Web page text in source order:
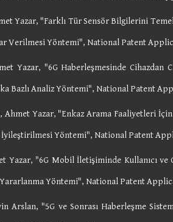
Yazar, "Farklı Tür Sensör Bilgilerini
Verilmesi Yöntemi", National Patent
Yazar, "6G Haberleşmesinde Cihazdan
Bazlı Analiz Yöntemi", National Patent
Ahmet Yazar, "Enkaz Arama Faaliyetleri
İyileştirilmesi Yöntemi", National Patent
Yazar, "6G Mobil İletişiminde Kullanıcı
Yöntemi", National Patent
Arslan, "5G ve Sonrası Haberleşme